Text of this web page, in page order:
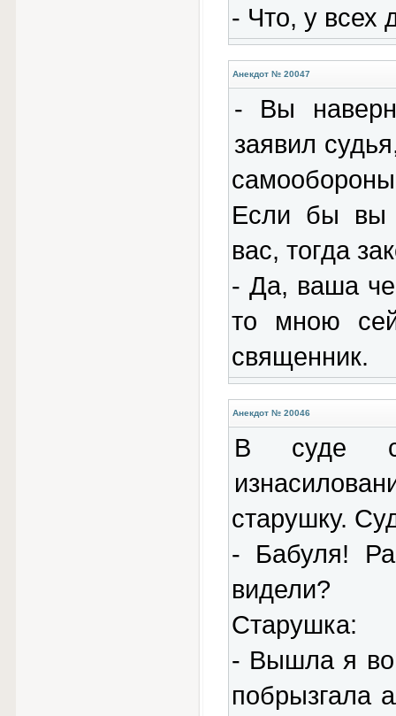
- Что, у всех
Анекдот № 20047
- Вы
заявил
Если бы вы
вас, тогда
- Да, ваша
то мною
священник.
Анекдот № 20046
В суде
старушку.
- Бабуля!
видели?
Старушка:
- Вышла я
побрызгала